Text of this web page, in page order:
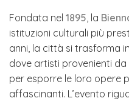
Fondata nel 1895, la
istituzioni culturali più
anni, la città si trasforma
dove artisti provenienti
per esporre le loro opere
affascinanti. L’evento